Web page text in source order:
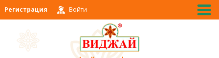
Регистрация Войти